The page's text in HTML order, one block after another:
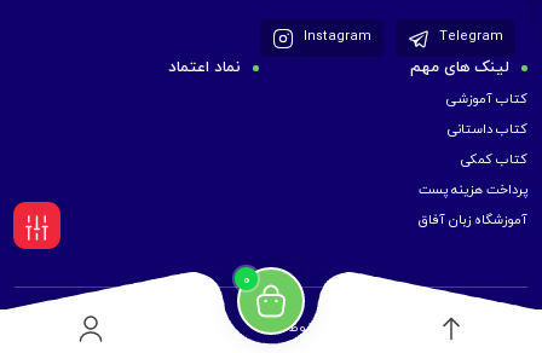
0
Telegram
Instagram
لینک های مهم
کتاب آموزشی
کتاب داستانی
کتاب کمکی
پرداخت هزینه پست
آموزشگاه زبان آفاق
نماد اعتماد
کلیه حقوق برای موسسه زبان آفاق محفوظ است.